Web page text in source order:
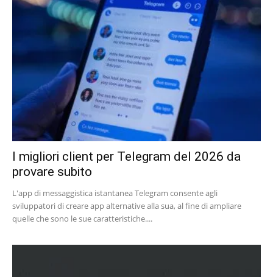
I migliori client per Telegram del 2026 da
provare subito
L'app di messaggistica istantanea Telegram consente agli
sviluppatori di creare app alternative alla sua, al fine di ampliare
quelle che sono le sue caratteristiche....